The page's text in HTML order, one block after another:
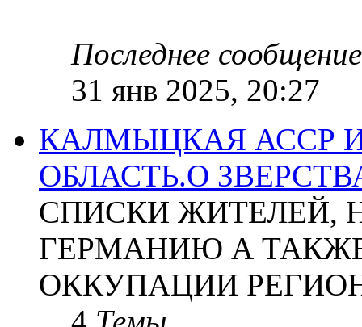
Последнее сообщение
31 янв 2025, 20:27
КАЛМЫЦКАЯ АССР
ОБЛАСТЬ.О
СПИСКИ ЖИТЕЛЕЙ,
ГЕРМАНИЮ А
ОККУПАЦИИ